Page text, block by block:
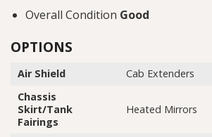
Overall Condition Good
OPTIONS
Air Shield
Cab Extenders
Chassis
Skirt/Tank
Fairings
Heated Mirrors